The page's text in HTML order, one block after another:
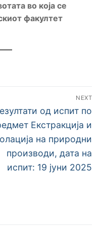
во која се
факултет
NEXT
од испит по
Екстракција и
на природни
производи, дата на
испит: 19 јуни 2025